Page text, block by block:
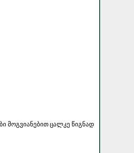
მოგვიანებით ცალკე წიგნად